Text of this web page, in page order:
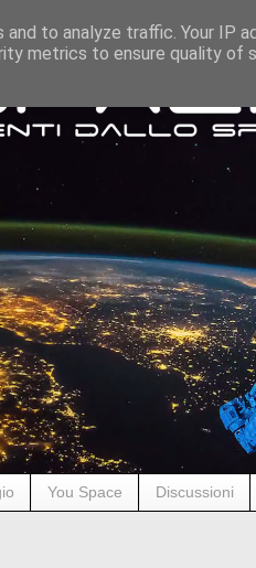
You Space Discussioni
to analyze traffic. Your IP
metrics to ensure quality of